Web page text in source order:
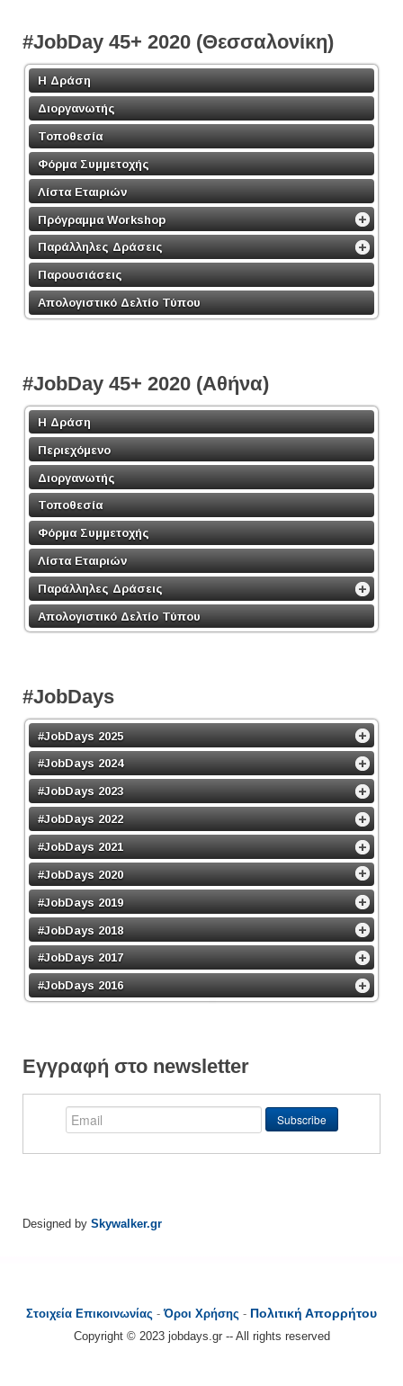
#JobDay 45+ 2020 (Θεσσαλονίκη)
Η Δράση
Διοργανωτής
Τοποθεσία
Φόρμα Συμμετοχής
Λίστα Εταιριών
Πρόγραμμα Workshop
Παράλληλες Δράσεις
Παρουσιάσεις
Απολογιστικό Δελτίο Τύπου
#JobDay 45+ 2020 (Αθήνα)
Η Δράση
Περιεχόμενο
Διοργανωτής
Τοποθεσία
Φόρμα Συμμετοχής
Λίστα Εταιριών
Παράλληλες Δράσεις
Απολογιστικό Δελτίο Τύπου
#JobDays
#JobDays 2025
#JobDays 2024
#JobDays 2023
#JobDays 2022
#JobDays 2021
#JobDays 2020
#JobDays 2019
#JobDays 2018
#JobDays 2017
#JobDays 2016
Εγγραφή στο newsletter
Designed by Skywalker.gr
Στοιχεία Επικοινωνίας -Όροι Χρήσης - Πολιτική Απορρήτου
Copyright © 2023 jobdays.gr -- All rights reserved